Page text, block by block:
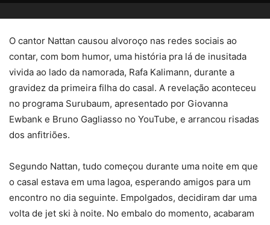
O cantor Nattan causou alvoroço nas redes sociais ao
contar, com bom humor, uma história pra lá de inusitada
vivida ao lado da namorada, Rafa Kalimann, durante a
gravidez da primeira filha do casal. A revelação aconteceu
no programa Surubaum, apresentado por Giovanna
Ewbank e Bruno Gagliasso no YouTube, e arrancou risadas
dos anfitriões.
Segundo Nattan, tudo começou durante uma noite em que
o casal estava em uma lagoa, esperando amigos para um
encontro no dia seguinte. Empolgados, decidiram dar uma
volta de jet ski à noite. No embalo do momento, acabaram